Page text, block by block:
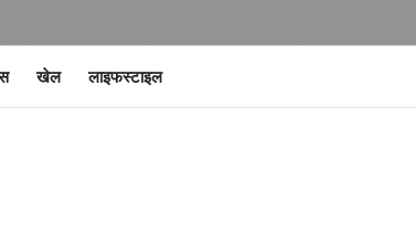
खेल लाइफस्टाइल